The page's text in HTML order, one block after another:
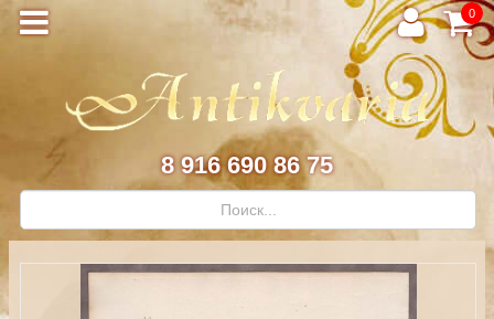
0
8 916 690 86 75